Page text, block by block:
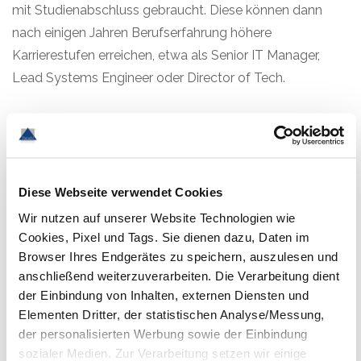
Diese Webseite verwendet Cookies
Wir nutzen auf unserer Website Technologien wie
Cookies, Pixel und Tags. Sie dienen dazu, Daten im
Browser Ihres Endgerätes zu speichern, auszulesen und
anschließend weiterzuverarbeiten. Die Verarbeitung dient
der Einbindung von Inhalten, externen Diensten und
Elementen Dritter, der statistischen Analyse/Messung,
der personalisierten Werbung sowie der Einbindung
sozialer Medien. Zur Verarbeitung setzen wir einige
mit Studienabschluss gebraucht. Diese können dann
nach einigen Jahren Berufserfahrung höhere
Karrierestufen erreichen, etwa als Senior IT Manager,
Lead Systems Engineer oder Director of Tech.
Folgende
Ausbildungsgänge eignen
sich als Basis für eine
Tätigkeit im IT Support:
Fachinformatiker Systemintegration
IT-Systemelektroniker
IT-Systemkaufmann/-frau